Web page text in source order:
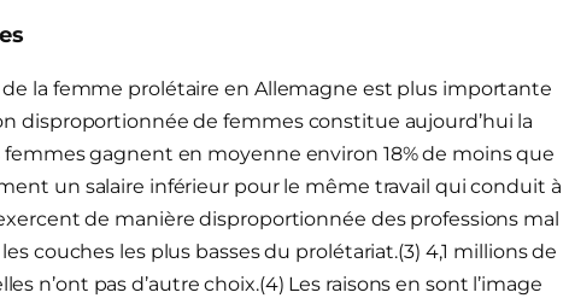
la femme prolétaire en Allemagne est plus importante
disproportionnée de femmes constitue aujourd’hui la
femmes gagnent en moyenne environ 18% de moins que
un salaire inférieur pour le même travail qui conduit à
de manière disproportionnée des professions mal
couches les plus basses du prolétariat.(3) 4,1 millions de
n’ont pas d’autre choix.(4) Les raisons en sont l’image